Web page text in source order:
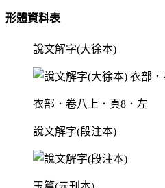
形體資料表
說文解字(大徐本)
衣部．卷八上．頁8．左
說文解字(段注本)